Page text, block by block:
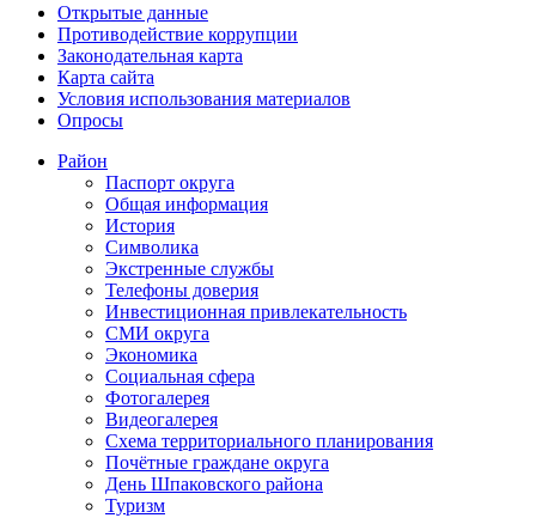
Открытые данные
Противодействие коррупции
Законодательная карта
Карта сайта
Условия использования материалов
Опросы
Район
Паспорт округа
Общая информация
История
Символика
Экстренные службы
Телефоны доверия
Инвестиционная привлекательность
СМИ округа
Экономика
Социальная сфера
Фотогалерея
Видеогалерея
Схема территориального планирования
Почётные граждане округа
День Шпаковского района
Туризм